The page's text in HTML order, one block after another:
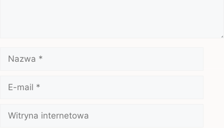
Nazwa
mail
Witryna
internetowa